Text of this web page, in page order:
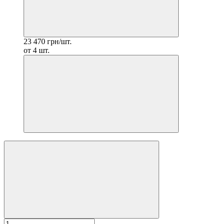
23 470 грн/шт.
от 4 шт.